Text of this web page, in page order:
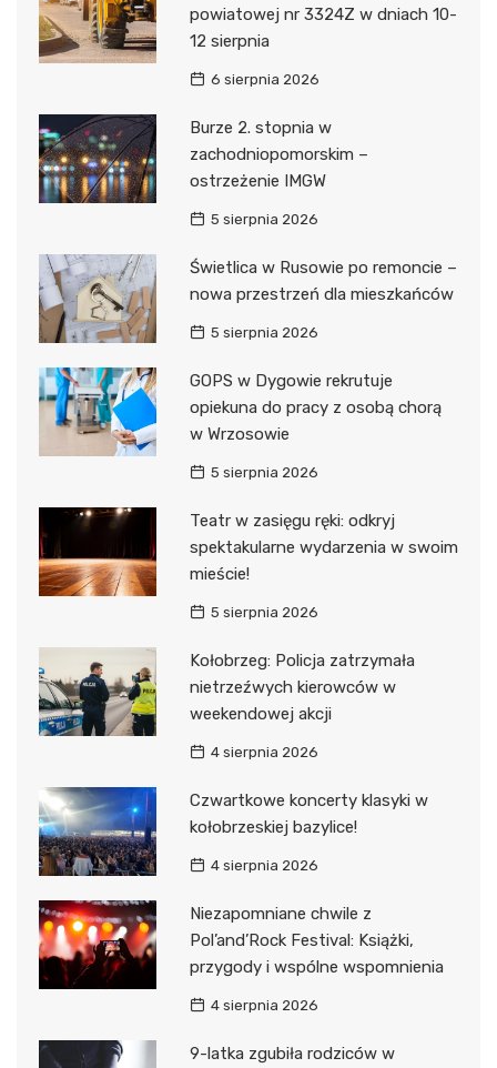
powiatowej nr 3324Z w dniach 10-
12 sierpnia
6 sierpnia 2026
Burze 2. stopnia w
zachodniopomorskim –
ostrzeżenie IMGW
5 sierpnia 2026
Świetlica w Rusowie po remoncie –
nowa przestrzeń dla mieszkańców
5 sierpnia 2026
GOPS w Dygowie rekrutuje
opiekuna do pracy z osobą chorą
w Wrzosowie
5 sierpnia 2026
Teatr w zasięgu ręki: odkryj
spektakularne wydarzenia w swoim
mieście!
5 sierpnia 2026
Kołobrzeg: Policja zatrzymała
nietrzeźwych kierowców w
weekendowej akcji
4 sierpnia 2026
Czwartkowe koncerty klasyki w
kołobrzeskiej bazylice!
4 sierpnia 2026
Niezapomniane chwile z
Pol’and’Rock Festival: Książki,
przygody i wspólne wspomnienia
4 sierpnia 2026
9-latka zgubiła rodziców w